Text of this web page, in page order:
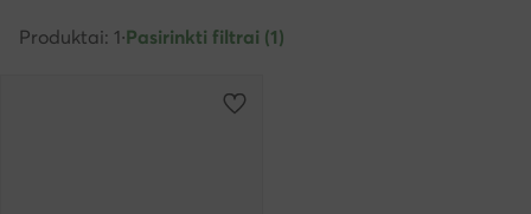
Produktai: 1·Pasirinkti filtrai (1)